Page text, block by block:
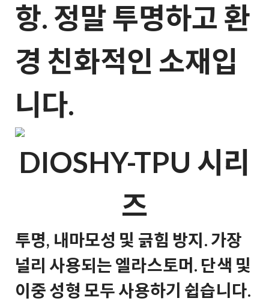
항. 정말 투명하고 환
경 친화적인 소재입
니다.
DIOSHY-TPU 시리
즈
투명, 내마모성 및 긁힘 방지. 가장
널리 사용되는 엘라스토머. 단색 및
이중 성형 모두 사용하기 쉽습니다.